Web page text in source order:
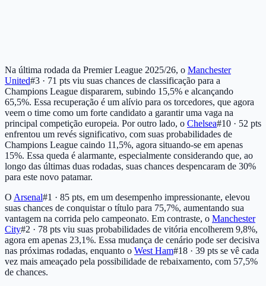
Na última rodada da Premier League 2025/26, o Manchester
United#3 · 71 pts viu suas chances de classificação para a
Champions League dispararem, subindo 15,5% e alcançando
65,5%. Essa recuperação é um alívio para os torcedores, que agora
veem o time como um forte candidato a garantir uma vaga na
principal competição europeia. Por outro lado, o Chelsea#10 · 52 pts
enfrentou um revés significativo, com suas probabilidades de
Champions League caindo 11,5%, agora situando-se em apenas
15%. Essa queda é alarmante, especialmente considerando que, ao
longo das últimas duas rodadas, suas chances despencaram de 30%
para este novo patamar.
O Arsenal#1 · 85 pts, em um desempenho impressionante, elevou
suas chances de conquistar o título para 75,7%, aumentando sua
vantagem na corrida pelo campeonato. Em contraste, o Manchester
City#2 · 78 pts viu suas probabilidades de vitória encolherem 9,8%,
agora em apenas 23,1%. Essa mudança de cenário pode ser decisiva
nas próximas rodadas, enquanto o West Ham#18 · 39 pts se vê cada
vez mais ameaçado pela possibilidade de rebaixamento, com 57,5%
de chances.